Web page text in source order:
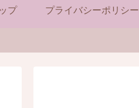
プ プライバシーポリシー